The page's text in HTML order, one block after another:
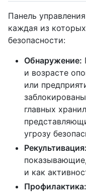
Панель
каждая из
безопасности:
Обнаружение:
и возрасте
или
главных
угрозу
Рекультивация:
и как
Профилактика: